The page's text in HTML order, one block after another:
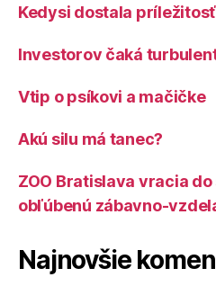
Kedysi dostala príležitosť
Investorov čaká
Vtip o psíkovi a mačičke
Akú silu má tanec?
ZOO Bratislava vracia
obľúbenú zábavno-
Najnovšie